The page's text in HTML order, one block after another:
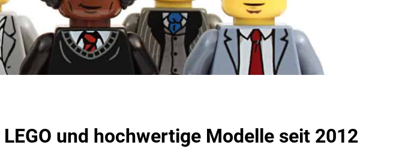
LEGO und hochwertige Modelle seit 2012